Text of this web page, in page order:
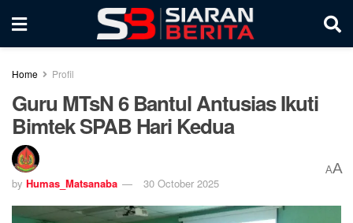
Home Profil
Guru MTsN 6 Bantul Antusias Ikuti
Bimtek SPAB Hari Kedua
by Humas_Matsanaba 30 October 2025
AA